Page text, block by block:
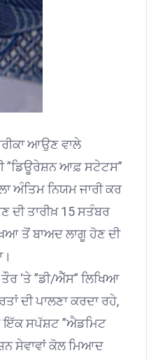
ਆਉਣ ਵਾਲੇ
”ਡਿਊਰੇਸ਼ਨ ਆਫ਼ ਸਟੇਟਸ”
ਅੰਤਿਮ ਨਿਯਮ ਜਾਰੀ ਕਰ
ਦੀ ਤਾਰੀਖ਼ 15 ਸਤੰਬਰ
ਤੋਂ ਬਾਅਦ ਲਾਗੂ ਹੋਣ ਦੀ
‘ਤੇ ”ਡੀ/ਐੱਸ” ਲਿਖਿਆ
ਦੀ ਪਾਲਣਾ ਕਰਦਾ ਰਹੇ,
ਇੱਕ ਸਪੱਸ਼ਟ ”ਐਡਮਿਟ
ਸੇਵਾਵਾਂ ਕੋਲ ਮਿਆਦ